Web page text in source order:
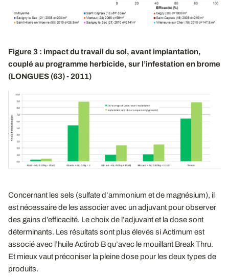
Figure 3 : impact du travail du sol, avant implantation,
couplé au programme herbicide, sur l’infestation en brome
(LONGUES (63) - 2011)
Concernant les sels (sulfate d’ammonium et de magnésium), il
est nécessaire de les associer avec un adjuvant pour observer
des gains d’efficacité. Le choix de l’adjuvant et la dose sont
déterminants. Les résultats sont plus élevés si Actimum est
associé avec l’huile Actirob B qu’avec le mouillant Break Thru.
Et mieux vaut préconiser la pleine dose pour les deux types de
produits.